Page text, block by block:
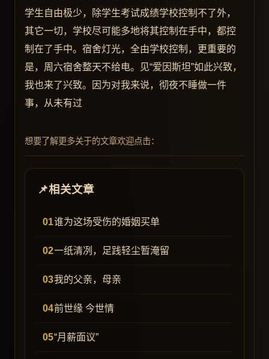
学生自由极少，除学生考试成绩学校控制不了外，
其它一切，学校尽可能多地将其控制在手中，都控
制在了手中。宿舍灯光，全由学校控制，更重要的
是，周六宿舍整天不给电。见“爱因斯坦”如此兴致，
我也来了兴致。因为对我来说，彻夜不睡做一件
事，从未有过
想要了解更多关于的文章欢迎点击：
相关文章
谁为这场受伤的婚姻买单
一纸清冽，足践轻尘暂淹留
我的父亲，母亲
前世缘 今世情
“月薪面议”